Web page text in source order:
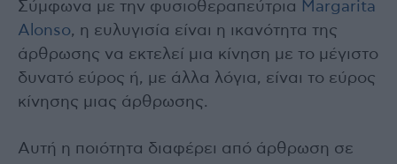
Σύμφωνα με την φυσιοθεραπεύτρια Margarita
Alonso, η ευλυγισία είναι η ικανότητα της
άρθρωσης να εκτελεί μια κίνηση με το μέγιστο
δυνατό εύρος ή, με άλλα λόγια, είναι το εύρος
κίνησης μιας άρθρωσης.
Αυτή η ποιότητα διαφέρει από άρθρωση σε